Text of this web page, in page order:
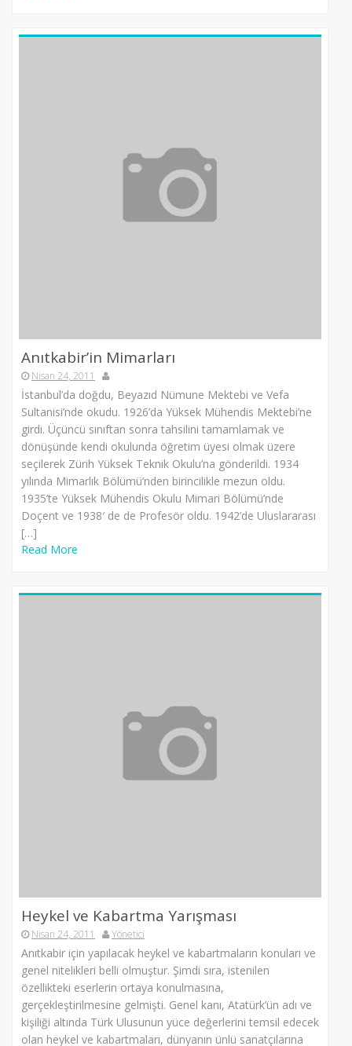
Anıtkabir’in Mimarları
Nisan 24, 2011
İstanbul’da doğdu, Beyazıd Nümune Mektebi ve Vefa
Sultanisi’nde okudu. 1926’da Yüksek Mühendis Mektebi’ne
girdi. Üçüncü sınıftan sonra tahsilini tamamlamak ve
dönüşünde kendi okulunda öğretim üyesi olmak üzere
seçilerek Zürih Yüksek Teknik Okulu’na gönderildi. 1934
yılında Mimarlık Bölümü’nden birincilikle mezun oldu.
1935’te Yüksek Mühendis Okulu Mimari Bölümü’nde
Doçent ve 1938′ de de Profesör oldu. 1942’de Uluslararası
[…]
Read More
Heykel ve Kabartma Yarışması
Nisan 24, 2011 Yönetici
Anıtkabir için yapılacak heykel ve kabartmaların konuları ve
genel nitelikleri belli olmuştur. Şimdi sıra, istenilen
özellikteki eserlerin ortaya konulmasına,
gerçekleştirilmesine gelmişti. Genel kanı, Atatürk’ün adı ve
kişiliği altında Türk Ulusunun yüce değerlerini temsil edecek
olan heykel ve kabartmaları, dünyanın ünlü sanatçılarına